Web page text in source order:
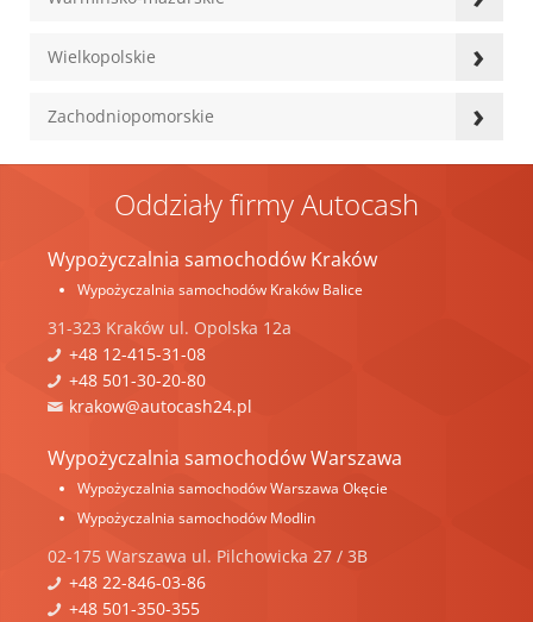
Wielkopolskie ›
Zachodniopomorskie ›
Oddziały firmy Autocash
Wypożyczalnia samochodów Kraków
Wypożyczalnia samochodów Kraków Balice
31-323 Kraków ul. Opolska 12a
+48 12-415-31-08
+48 501-30-20-80
krakow@autocash24.pl
Wypożyczalnia samochodów Warszawa
Wypożyczalnia samochodów Warszawa Okęcie
Wypożyczalnia samochodów Modlin
02-175 Warszawa ul. Pilchowicka 27 / 3B
+48 22-846-03-86
+48 501-350-355